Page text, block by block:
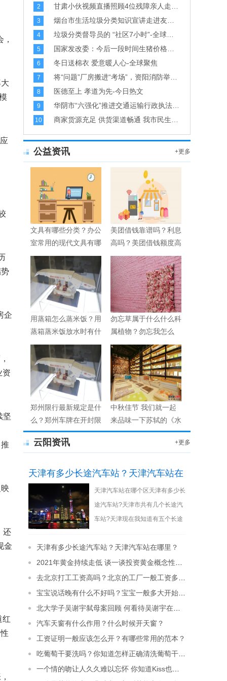
企
资
坚
还
金
红
2
3
4
5
6 冬日送棉衣 爱意暖人心-全球聚焦
7
8 医德至上 孝道为先-今日热文
9
10
公益资讯 +更多
文具有哪些分类？办公
室常用的现代文具有哪
些？
美团借钱靠谱吗？利息
高吗？美团借钱额度高
不高？
用蒸箱怎么蒸米饭？用
蒸箱蒸米饭放水时有什
么技巧？
勿忘草属于什么什么科
属植物？勿忘我怎么
养？
郑州限行最新规定是什
么？郑州车牌在开封限
行吗？
中秋佳节 我们就一起
来品味一下苏轼的《水
调歌头》
云阳资讯 +更多
天津有多少长途汽车站？天津汽车站在
哪里？
天津汽车站在哪个区天津有多少长
途汽车站?天津市共有几个长途汽
车站?天津现在我知道有五个长途
运站。虽然天[详细]
天津有多少长途汽车站？天津汽车站在哪里？
汽车天窗有什么作用？什么时候开天窗？
工资证明一般应该怎么开？有哪些常用的范本？